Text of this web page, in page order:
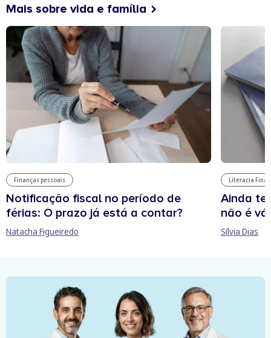
Mais sobre vida e família
Finanças pessoais
Notificação fiscal no período de
férias: O prazo já está a contar?
Natacha Figueiredo
Literacia
Ainda
não é
Sílvia Dias